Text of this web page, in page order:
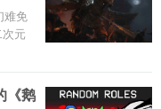
难免
元
建
山万
《鹅